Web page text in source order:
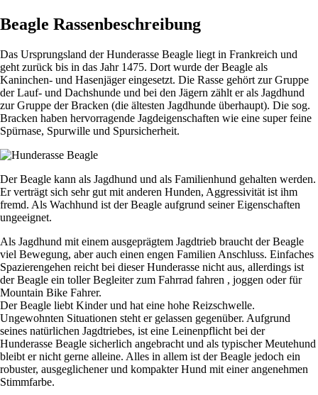
Beagle Rassenbeschreibung
Das Ursprungsland der Hunderasse Beagle liegt in Frankreich und
geht zurück bis in das Jahr 1475. Dort wurde der Beagle als
Kaninchen- und Hasenjäger eingesetzt. Die Rasse gehört zur Gruppe
der Lauf- und Dachshunde und bei den Jägern zählt er als Jagdhund
zur Gruppe der Bracken (die ältesten Jagdhunde überhaupt). Die sog.
Bracken haben hervorragende Jagdeigenschaften wie eine super feine
Spürnase, Spurwille und Spursicherheit.
Der Beagle kann als Jagdhund und als Familienhund gehalten werden.
Er verträgt sich sehr gut mit anderen Hunden, Aggressivität ist ihm
fremd. Als Wachhund ist der Beagle aufgrund seiner Eigenschaften
ungeeignet.
Als Jagdhund mit einem ausgeprägtem Jagdtrieb braucht der Beagle
viel Bewegung, aber auch einen engen Familien Anschluss. Einfaches
Spazierengehen reicht bei dieser Hunderasse nicht aus, allerdings ist
der Beagle ein toller Begleiter zum Fahrrad fahren , joggen oder für
Mountain Bike Fahrer.
Der Beagle liebt Kinder und hat eine hohe Reizschwelle.
Ungewohnten Situationen steht er gelassen gegenüber. Aufgrund
seines natürlichen Jagdtriebes, ist eine Leinenpflicht bei der
Hunderasse Beagle sicherlich angebracht und als typischer Meutehund
bleibt er nicht gerne alleine. Alles in allem ist der Beagle jedoch ein
robuster, ausgeglichener und kompakter Hund mit einer angenehmen
Stimmfarbe.